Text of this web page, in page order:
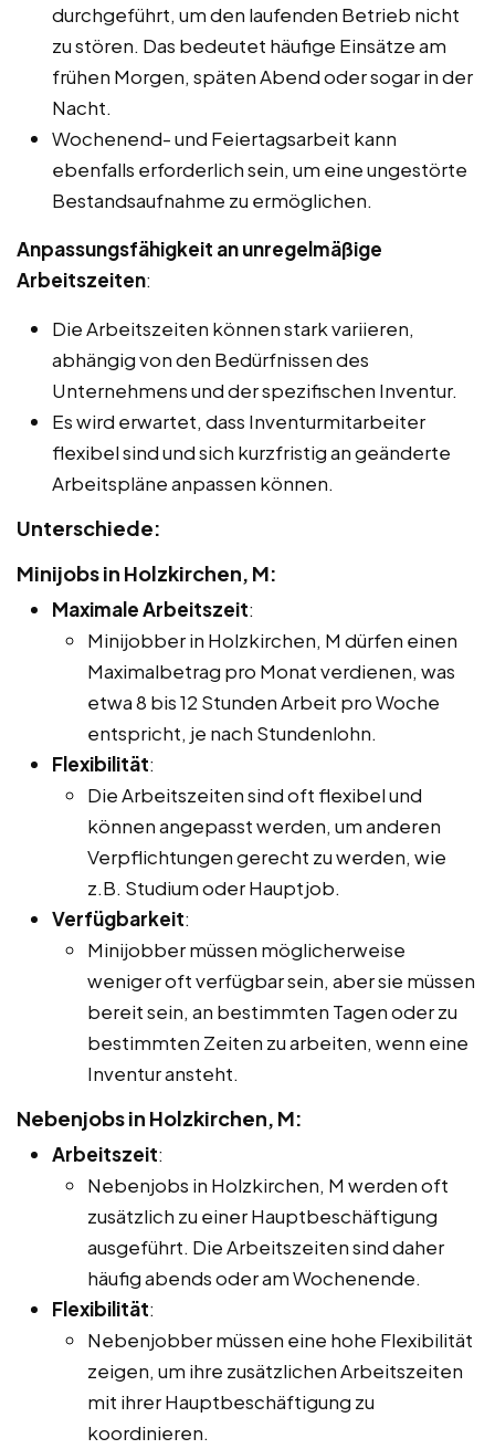
durchgeführt, um den laufenden Betrieb nicht
zu stören. Das bedeutet häufige Einsätze am
frühen Morgen, späten Abend oder sogar in der
Nacht.
Wochenend- und Feiertagsarbeit kann
ebenfalls erforderlich sein, um eine ungestörte
Bestandsaufnahme zu ermöglichen.
Anpassungsfähigkeit an unregelmäßige
Arbeitszeiten:
Die Arbeitszeiten können stark variieren,
abhängig von den Bedürfnissen des
Unternehmens und der spezifischen Inventur.
Es wird erwartet, dass Inventurmitarbeiter
flexibel sind und sich kurzfristig an geänderte
Arbeitspläne anpassen können.
Unterschiede:
Minijobs in Holzkirchen, M:
Maximale Arbeitszeit:
Minijobber in Holzkirchen, M dürfen einen
Maximalbetrag pro Monat verdienen, was
etwa 8 bis 12 Stunden Arbeit pro Woche
entspricht, je nach Stundenlohn.
Flexibilität:
Die Arbeitszeiten sind oft flexibel und
können angepasst werden, um anderen
Verpflichtungen gerecht zu werden, wie
z.B. Studium oder Hauptjob.
Verfügbarkeit:
Minijobber müssen möglicherweise
weniger oft verfügbar sein, aber sie müssen
bereit sein, an bestimmten Tagen oder zu
bestimmten Zeiten zu arbeiten, wenn eine
Inventur ansteht.
Nebenjobs in Holzkirchen, M:
Arbeitszeit:
Nebenjobs in Holzkirchen, M werden oft
zusätzlich zu einer Hauptbeschäftigung
ausgeführt. Die Arbeitszeiten sind daher
häufig abends oder am Wochenende.
Flexibilität:
Nebenjobber müssen eine hohe Flexibilität
zeigen, um ihre zusätzlichen Arbeitszeiten
mit ihrer Hauptbeschäftigung zu
koordinieren.